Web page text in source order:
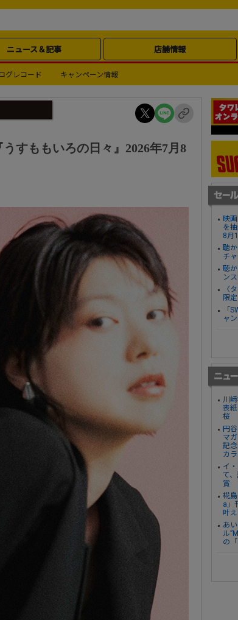
ニュース＆記事 店舗情報
グレコード キャンペーン情報
すももいろの日々』2026年7月8
映
を
8月
聴
チ
聴
ン
〈
限
「
ャ
川
表
桜
円
マ
記
カ
イ
て
賞
椛
a」
叶
あ
ル
の